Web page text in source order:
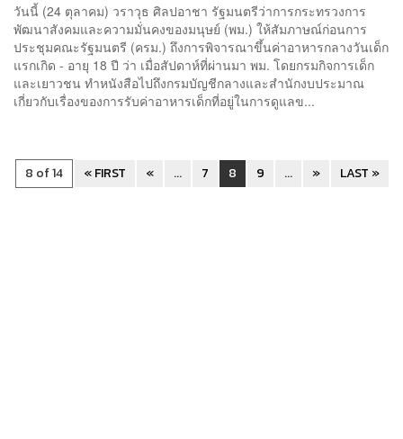
วันนี้ (24 ตุลาคม) วราวุธ ศิลปอาชา รัฐมนตรีว่าการกระทรวงการ
พัฒนาสังคมและความมั่นคงของมนุษย์ (พม.) ให้สัมภาษณ์ก่อนการ
ประชุมคณะรัฐมนตรี (ครม.) ถึงการพิจารณาขึ้นค่าอาหารกลางวันเด็ก
แรกเกิด - อายุ 18 ปี ว่า เมื่อสัปดาห์ที่ผ่านมา พม. โดยกรมกิจการเด็ก
และเยาวชน ทำหนังสือไปถึงกรมบัญชีกลางและสำนักงบประมาณ
เกี่ยวกับเรื่องของการรับค่าอาหารเด็กที่อยู่ในการดูแลข...
8 of 14 « FIRST « ... 7 8 9 ... » LAST »